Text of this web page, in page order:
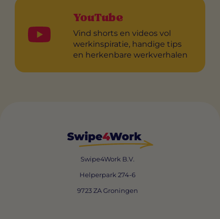
YouTube
Vind shorts en videos vol
werkinspiratie, handige tips
en herkenbare werkverhalen
Swipe4Work B.V.
Helperpark 274-6
9723 ZA Groningen